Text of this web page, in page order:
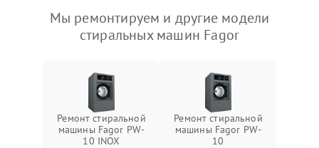
Мы ремонтируем и другие модели
стиральных машин Fagor
Ремонт стиральной
машины Fagor PW-
10 INOX
Ремонт стиральной
машины Fagor PW-
10